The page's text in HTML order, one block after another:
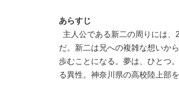
あらすじ
主人公である新二の周りには
だ。新二は兄への複雑な想いか
歩むことになる。夢は、ひとつ
る異性。神奈川県の高校陸上部